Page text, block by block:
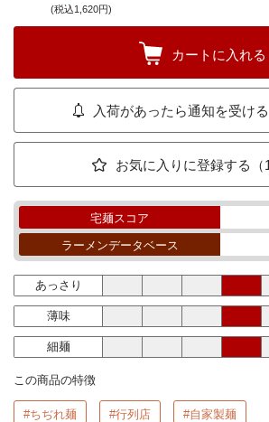
(税込1,620円)
カートに入れる
入荷があったら通知を受ける
お気に入りに登録する（
宅麺スコア
ラーメンデータベース
あっさり
薄味
細麺
この商品の特徴
#ちぢれ麺 #行列店 #自家製麺